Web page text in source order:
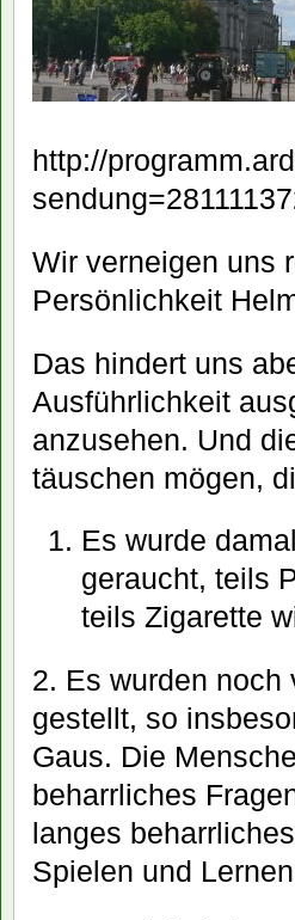
http://
Wir verneigen uns
Persönlichkeit
Das hindert uns
Ausführlichkeit
anzusehen. Und
täuschen mögen,
Es wurde
geraucht, teils
teils Zigarette
2. Es wurden noch
gestellt, so
Gaus. Die
beharrliches
langes
Spielen und